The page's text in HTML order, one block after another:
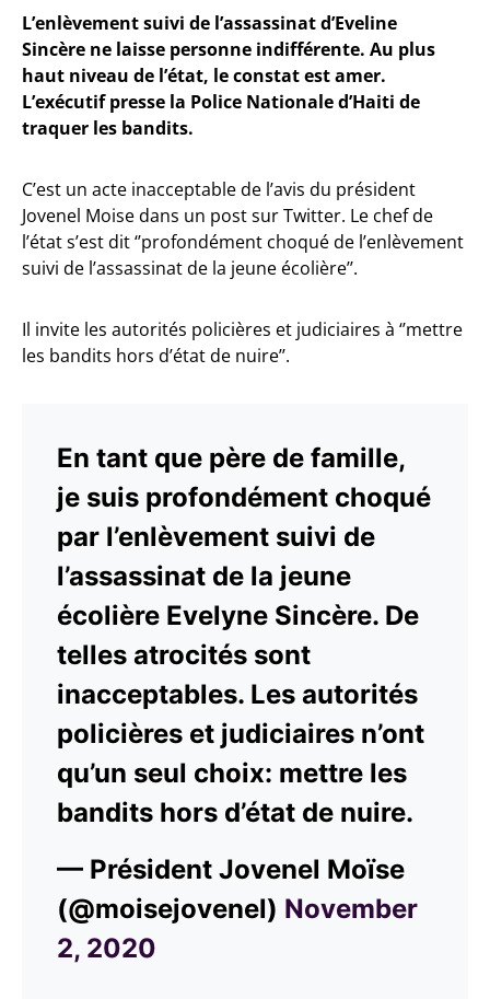
L’enlèvement suivi de l’assassinat d’Eveline
Sincère ne laisse personne indifférente. Au plus
haut niveau de l’état, le constat est amer.
L’exécutif presse la Police Nationale d’Haiti de
traquer les bandits.
C’est un acte inacceptable de l’avis du président
Jovenel Moise dans un post sur Twitter. Le chef de
l’état s’est dit ‘’profondément choqué de l’enlèvement
suivi de l’assassinat de la jeune écolière’’.
Il invite les autorités policières et judiciaires à ‘’mettre
les bandits hors d’état de nuire’’.
En tant que père de famille,
je suis profondément choqué
par l’enlèvement suivi de
l’assassinat de la jeune
écolière Evelyne Sincère. De
telles atrocités sont
inacceptables. Les autorités
policières et judiciaires n’ont
qu’un seul choix: mettre les
bandits hors d’état de nuire.
— Président Jovenel Moïse
(@moisejovenel) November
2, 2020